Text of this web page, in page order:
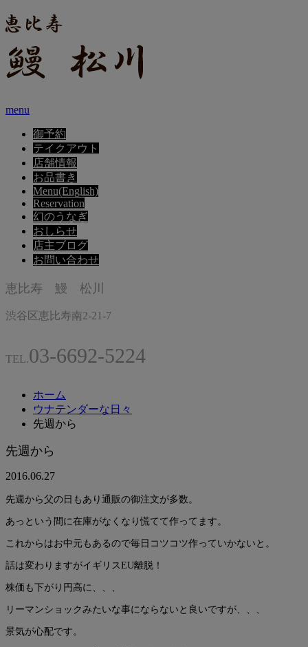
menu
御予約
テイクアウト
店舗情報
お品書き
Menu(English)
Reservation
幻のうなぎ
おしらせ
店主ブログ
お問い合わせ
恵比寿 鰻 松川
渋谷区恵比寿南2-21-7
TEL.03-6692-5224
ホーム
ウナテンダーな日々
先週から
先週から
2016.06.27
先週から父の日もあり通販の御注文が多数。
あっという間に在庫がなくなり慌てて作ってます。
これからはお中元もあるので毎日コツコツ作っていかないと。
話は変わりますがイギリスEU離脱！
株価も下がり円高に、、、
リーマンショックみたいな事にならないと良いですが、、、
景気が心配です。